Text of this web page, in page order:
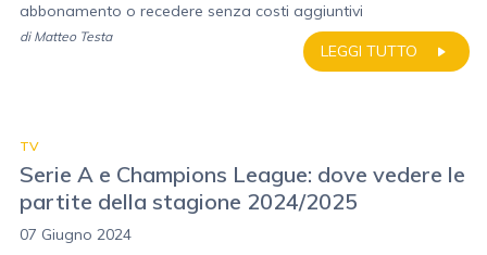
abbonamento o recedere senza costi aggiuntivi
LEGGI TUTTO
di Matteo Testa
TV
Serie A e Champions League: dove vedere le
partite della stagione 2024/2025
07 Giugno 2024